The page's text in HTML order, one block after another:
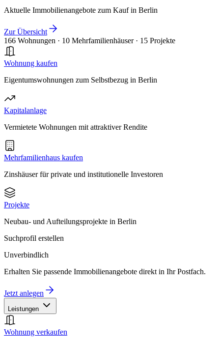
Aktuelle Immobilienangebote zum Kauf in Berlin
Zur Übersicht
166 Wohnungen · 10 Mehrfamilienhäuser · 15 Projekte
Wohnung kaufen
Eigentumswohnungen zum Selbstbezug in Berlin
Kapitalanlage
Vermietete Wohnungen mit attraktiver Rendite
Mehrfamilienhaus kaufen
Zinshäuser für private und institutionelle Investoren
Projekte
Neubau- und Aufteilungsprojekte in Berlin
Suchprofil erstellen
Unverbindlich
Erhalten Sie passende Immobilienangebote direkt in Ihr Postfach.
Jetzt anlegen
Leistungen
Wohnung verkaufen